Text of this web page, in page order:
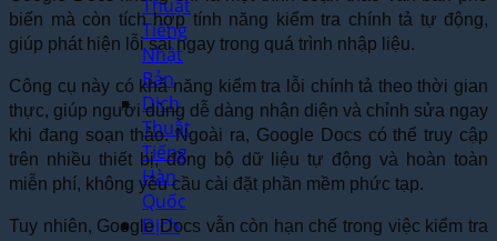
Thuật
Tiếng
Nhật
Bản
Dịch
Thuật
Tiếng
Hàn
Quốc
Dịch
biến mà còn tích hợp tính năng kiểm tra chính tả tự động,
giúp phát hiện lỗi sai ngay trong quá trình nhập liệu.
Công cụ này có khả năng kiểm tra lỗi chính tả theo thời gian
thực, giúp người dùng dễ dàng nhận diện và chỉnh sửa ngay
khi đang soạn thảo. Ngoài ra, Google Docs có thể truy cập
trên nhiều thiết bị, đồng bộ dữ liệu tự động và hoàn toàn
miễn phí, không yêu cầu cài đặt phần mềm phức tạp.
Tuy nhiên, Google Docs vẫn còn hạn chế trong việc kiểm tra